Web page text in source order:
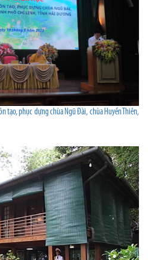
tạo, phục dựng chùa Ngũ Đài, chùa Huyền Thiên,